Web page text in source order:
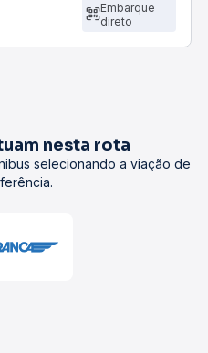
Embarque
direto
nesta rota
selecionando a viação de